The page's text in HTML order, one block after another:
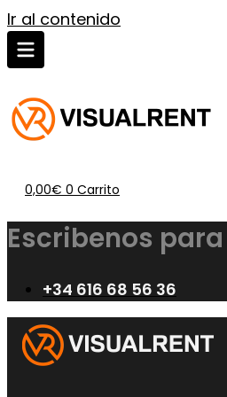
Ir al contenido
0,00€ 0 Carrito
Escribenos
+34 616 68 56 36